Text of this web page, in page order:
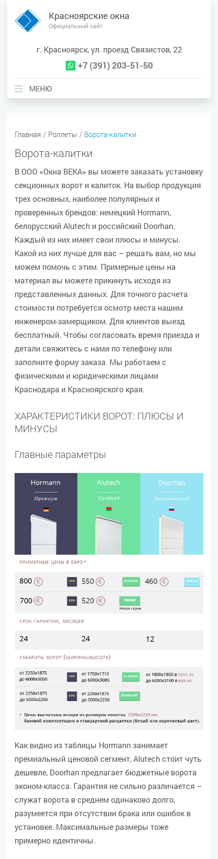
Красноярские окна
Официальный сайт
г. Красноярск, ул. проезд Связистов, 22
+7 (391) 203-51-50
МЕНЮ

Выберите регион:
Главная Роллеты Ворота-калитки
Ворота-калитки
В ООО «Окна ВЕКА» вы можете заказать установку
секционных ворот и калиток. На выбор продукция
трех основных, наиболее популярных и
проверенных брендов: немецкий Hormann,
белорусский Alutech и российский Doorhan.
Каждый из них имеет свои плюсы и минусы.
Какой из них лучше для вас – решать вам, но мы
можем помочь с этим. Примерные цены на
материал вы можете прикинуть исходя из
представленных данных. Для точного расчета
стоимости потребуется осмотр места нашим
инженером-замерщиком. Для клиентов выезд
бесплатный. Чтобы согласовать время приезда и
детали свяжитесь с нами по телефону или
заполните форму заказа. Мы работаем с
физическими и юридическими лицами
Краснодара и Красноярского края.
ХАРАКТЕРИСТИКИ ВОРОТ: ПЛЮСЫ И
МИНУСЫ
Главные параметры
Как видно из таблицы Hormann занимает
премиальный ценовой сегмент, Alutech стоит чуть
дешевле, Doorhan предлагает бюджетные ворота
эконом-класса. Гарантия не сильно различается –
служат ворота в среднем одинаково долго,
разумеется при отсутствии брака или ошибок в
установке. Максимальные размеры тоже
примерно идентичны.